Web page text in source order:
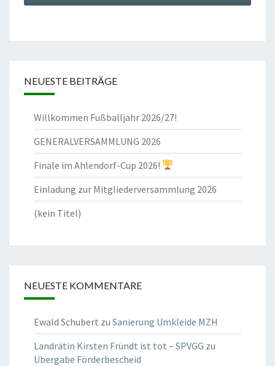
NEUESTE BEITRÄGE
Willkommen Fußballjahr 2026/27!
GENERALVERSAMMLUNG 2026
Finale im Ahlendorf-Cup 2026!
Einladung zur Mitgliederversammlung 2026
(kein Titel)
NEUESTE KOMMENTARE
Ewald Schubert zu Sanierung Umkleide MZH
Landrätin Kirsten Fründt ist tot – SPVGG zu
Übergabe Förderbescheid